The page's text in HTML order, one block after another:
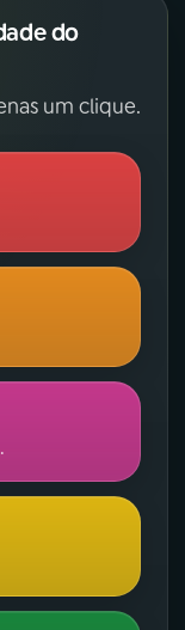
do
um clique.